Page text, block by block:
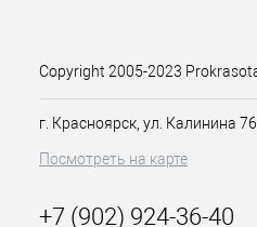
Copyright 2005-2023
г. Красноярск, ул. Калинина
Посмотреть на карте
+7 (902) 924-36-40